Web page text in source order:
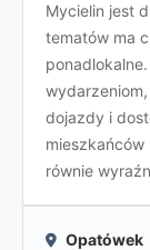
Mycielin jest
tematów ma
dojazdy i
mieszkańców
równie
Opatówek